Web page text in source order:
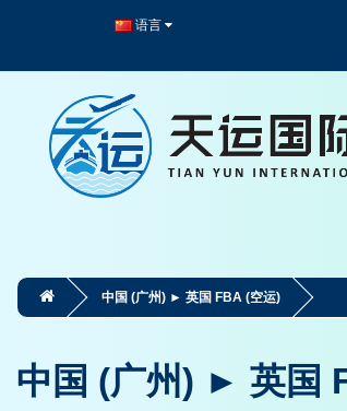
语言
中国 (广州) ► 英国 FBA (空运)
中国 (广州) ► 英国